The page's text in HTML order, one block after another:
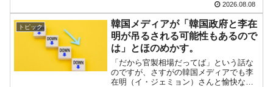
韓国大統領府ボンクラ政策室長が告発された
⇒ 国家が行った恐るべき株価操作であり、空前の国政壟断
『Money1』
韓国･警察職員が「丸刈りになって抗議活
中国だけが鉄鋼輸出を異常増加させる ⇒ 中
的無知蒙昧な李在明（イ・ジェミョン）
さんと「韓国初の文官上がり」の国防部
長官安圭伯（アン...
2026.08.08
トピック
韓国メディアが「韓国政府と李在
明が吊るされる可能性もあるので
は」とほのめかす。
「だから官製相場だってば」という話な
のですが、さすがの韓国メディアでも李
在明（イ・ジェミョン）さんと愉快な仲